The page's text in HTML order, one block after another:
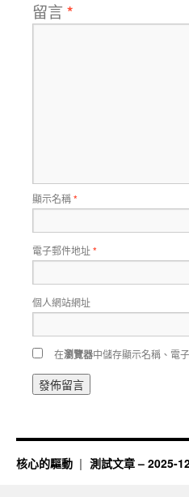
留言 *
顯示名稱*
電子郵件地址*
個人網站網址
在瀏覽器中儲存顯示名稱、電
核心的驅動 測試文章 – 2025-